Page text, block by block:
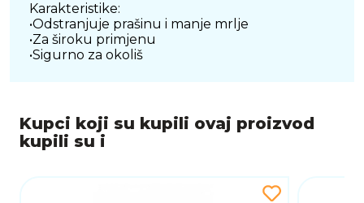
Karakteristike:
•Odstranjuje prašinu i manje mrlje
•Za široku primjenu
•Sigurno za okoliš
Kupci koji su kupili ovaj proizvod
kupili su i